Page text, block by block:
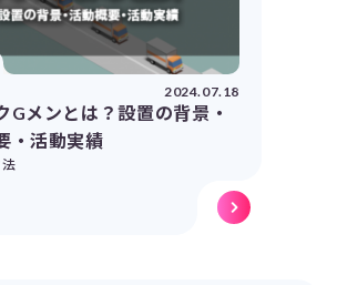
2024.07.18
Gメンとは？設置の背景・
・活動実績